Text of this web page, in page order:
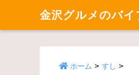
金沢グルメのバイ
ホーム > すし >